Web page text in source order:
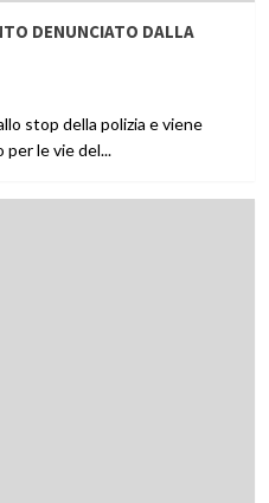
DENUNCIATO DALLA
stop della polizia e viene
le vie del...